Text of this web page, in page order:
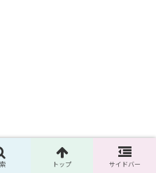
トップ サイドバー